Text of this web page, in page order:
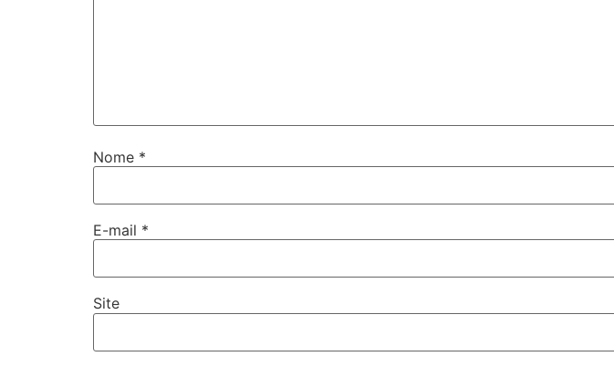
Nome *
E-mail *
Site